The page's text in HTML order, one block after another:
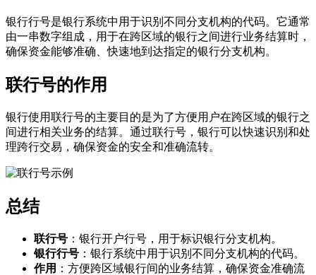
银行行号是银行系统中用于识别不同分支机构的代码。它通常
由一串数字组成，用于在跨区域的银行之间进行业务结算时，
确保资金能够准确、快速地到达指定的银行分支机构。
联行号的作用
银行使用联行号的主要目的是为了方便用户在跨区域的银行之
间进行相关业务的结算。通过联行号，银行可以快速识别和处
理跨行交易，确保资金的安全和准确流转。
总结
联行号 ：银行开户行号，用于标识银行分支机构。
银行行号 ：银行系统中用于识别不同分支机构的代码。
作用 ：方便跨区域银行间的业务结算，确保资金准确流